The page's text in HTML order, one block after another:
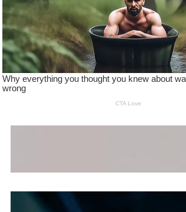
Wanita